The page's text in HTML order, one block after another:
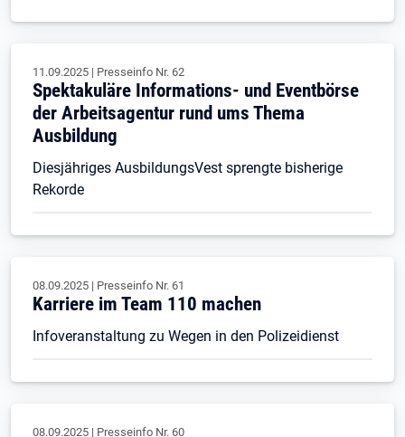
11.09.2025 | Presseinfo Nr. 62
Spektakuläre Informations- und Eventbörse
der Arbeitsagentur rund ums Thema
Ausbildung
Diesjähriges AusbildungsVest sprengte bisherige
Rekorde
08.09.2025 | Presseinfo Nr. 61
Karriere im Team 110 machen
Infoveranstaltung zu Wegen in den Polizeidienst
08.09.2025 | Presseinfo Nr. 60